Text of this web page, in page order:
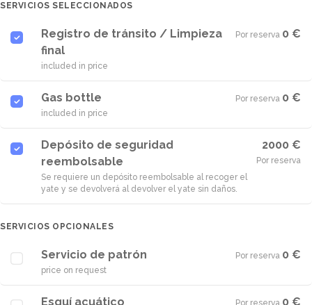
SERVICIOS SELECCIONADOS
Registro de tránsito / Limpieza
final
included in price
Por reserva·0 €
Gas bottle
included in price
Por reserva·0 €
Depósito de seguridad
reembolsable
Se requiere un depósito reembolsable al recoger el
yate y se devolverá al devolver el yate sin daños.
2000 €
Por reserva
SERVICIOS OPCIONALES
Servicio de patrón
price on request
Por reserva·0 €
Esquí acuático Por reserva·0 €